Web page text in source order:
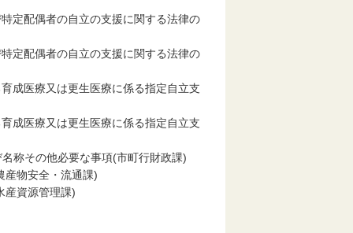
定配偶者の自立の支援に関する法律の
定配偶者の自立の支援に関する法律の
成医療又は更生医療に係る指定自立支
成医療又は更生医療に係る指定自立支
称その他必要な事項(市町行財政課)
産物安全・流通課)
産資源管理課)